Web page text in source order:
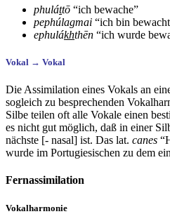
phuláttō “ich bewache”
pephúlagmai “ich bin
ephulákhthēn “ich wurde
Vokal → Vokal
Die Assimilation eines Vokals an
sogleich zu besprechenden
Silbe teilen oft alle Vokale einen
es nicht gut möglich, daß in einer
nächste [- nasal] ist. Das lat. canes
wurde im Portugiesischen zu dem
Fernassimilation
Vokalharmonie